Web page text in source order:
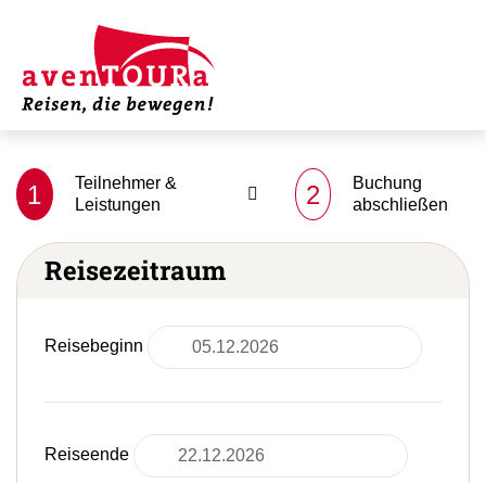
1
Teilnehmer &
Leistungen
2
Buchung
abschließen
Reisezeitraum
Reisebeginn
Reiseende